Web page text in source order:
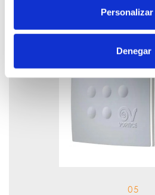
Personalizar
Denegar
05